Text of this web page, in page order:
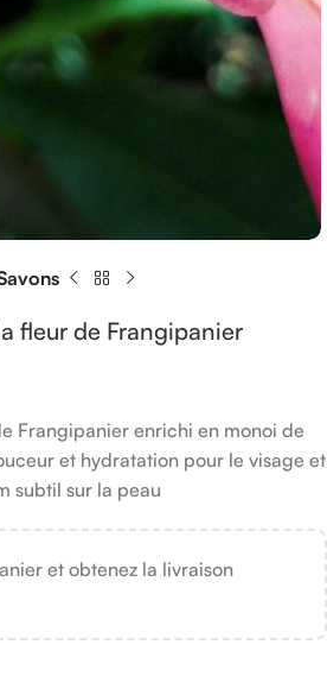
fleur de Frangipanier
Frangipanier enrichi en monoi de
et hydratation pour le visage et
subtil sur la peau
et obtenez la livraison